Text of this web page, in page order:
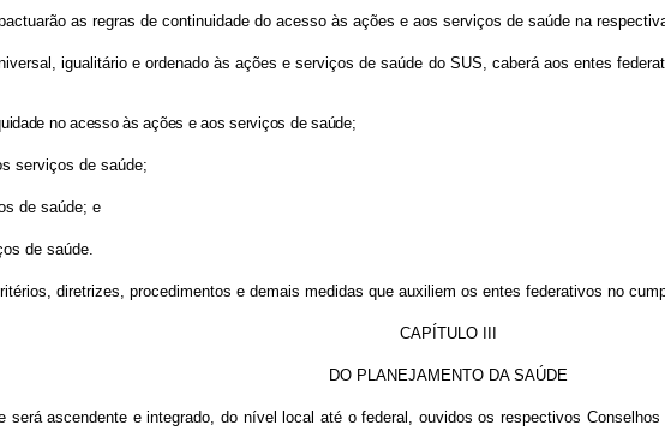
as regras de continuidade do acesso às ações e aos serviços de saúde na
igualitário e ordenado às ações e serviços de saúde do SUS, caberá aos entes
no acesso às ações e aos serviços de saúde;
serviços de saúde;
de saúde; e
de saúde.
diretrizes, procedimentos e demais medidas que auxiliem os entes federativos no
CAPÍTULO III
DO PLANEJAMENTO DA SAÚDE
será ascendente e integrado, do nível local até o federal, ouvidos os respectivos